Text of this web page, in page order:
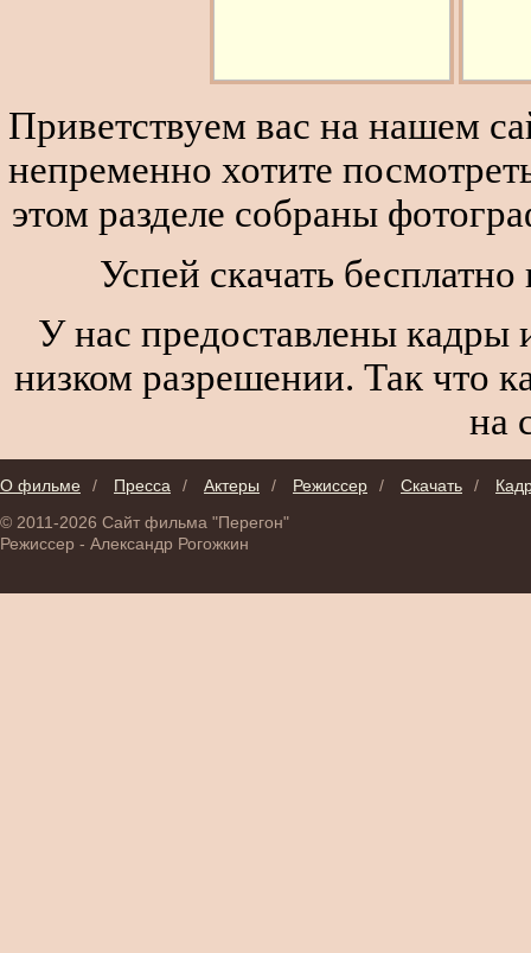
Приветствуем вас на нашем
непременно хотите
этом разделе собраны
Успей скачать
У нас предоставлены кадры
низком разрешении. Так что
на
О фильме / Пресса / Актеры / Режиссер / Скачать /
© 2011-2026 Сайт фильма "Перегон"
Режиссер - Александр Рогожкин